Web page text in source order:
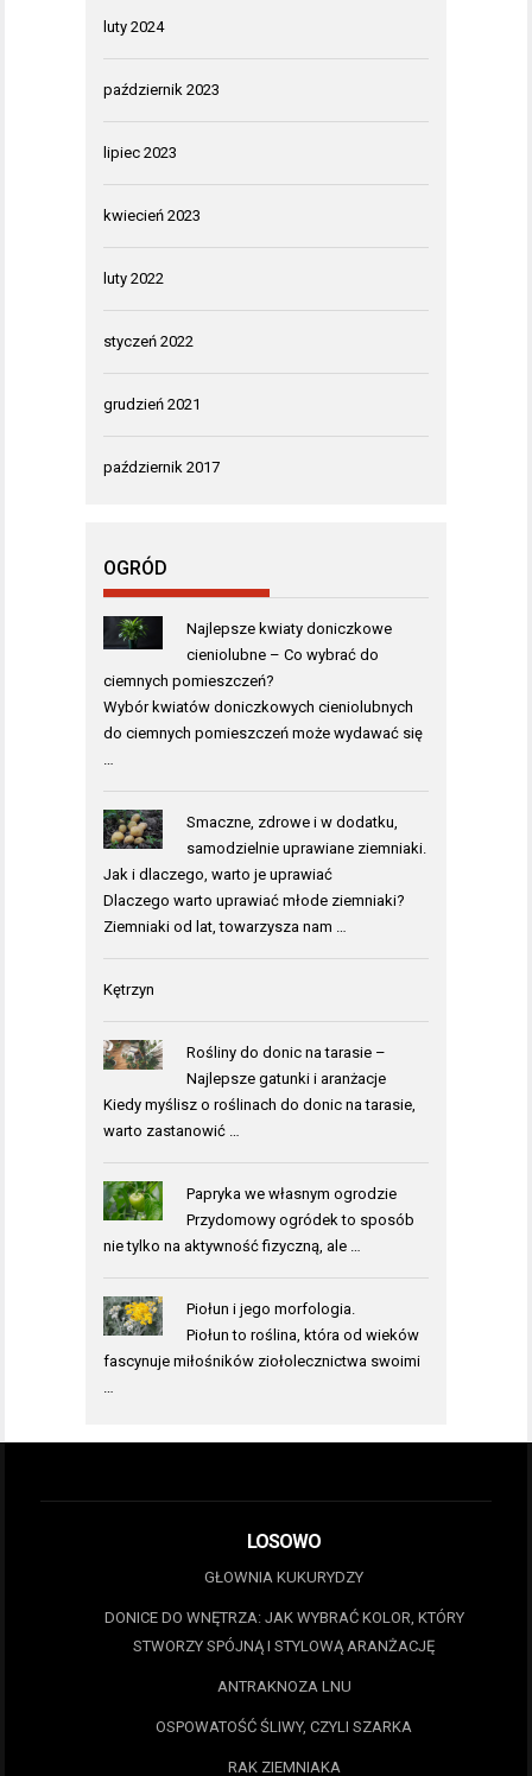
luty 2024
październik 2023
lipiec 2023
kwiecień 2023
luty 2022
styczeń 2022
grudzień 2021
październik 2017
OGRÓD
Najlepsze kwiaty doniczkowe
cieniolubne – Co wybrać do
ciemnych pomieszczeń?
Wybór kwiatów doniczkowych cieniolubnych
do ciemnych pomieszczeń może wydawać się
…
Smaczne, zdrowe i w dodatku,
samodzielnie uprawiane ziemniaki.
Jak i dlaczego, warto je uprawiać
Dlaczego warto uprawiać młode ziemniaki?
Ziemniaki od lat, towarzysza nam …
Kętrzyn
Rośliny do donic na tarasie –
Najlepsze gatunki i aranżacje
Kiedy myślisz o roślinach do donic na tarasie,
warto zastanowić …
Papryka we własnym ogrodzie
Przydomowy ogródek to sposób
nie tylko na aktywność fizyczną, ale …
Piołun i jego morfologia.
Piołun to roślina, która od wieków
fascynuje miłośników ziołolecznictwa swoimi
…
LOSOWO
GŁOWNIA KUKURYDZY
DONICE DO WNĘTRZA: JAK WYBRAĆ KOLOR, KTÓRY
STWORZY SPÓJNĄ I STYLOWĄ ARANŻACJĘ
ANTRAKNOZA LNU
OSPOWATOŚĆ ŚLIWY, CZYLI SZARKA
RAK ZIEMNIAKA